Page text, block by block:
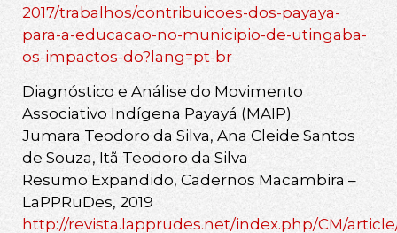
2017/trabalhos/contribuicoes-dos-payaya-
para-a-educacao-no-municipio-de-utingaba-
os-impactos-do?lang=pt-br
Diagnóstico e Análise do Movimento
Associativo Indígena Payayá (MAIP)
Jumara Teodoro da Silva, Ana Cleide Santos
de Souza, Itã Teodoro da Silva
Resumo Expandido, Cadernos Macambira –
LaPPRuDes, 2019
http://revista.lapprudes.net/index.php/CM/